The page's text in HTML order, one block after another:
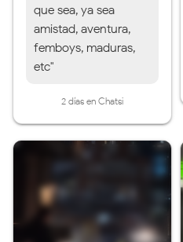
que sea, ya sea
amistad, aventura,
femboys, maduras,
etc"
2 días en Chatsi